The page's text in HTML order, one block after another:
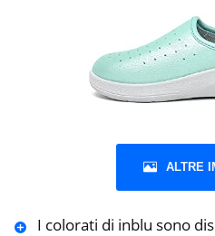
ALTRE
I colorati di inblu sono